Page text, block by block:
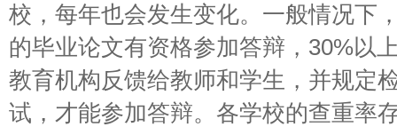
校，每年也会发生变化。一般情况下
的毕业论文有资格参加答辩，30%以
教育机构反馈给教师和学生，并规定
试，才能参加答辩。各学校的查重率